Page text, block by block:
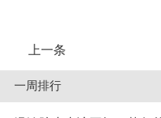
上一条
一周排行